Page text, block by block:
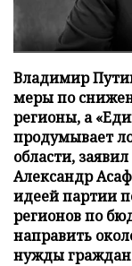
Владимир
меры по
регионы, а
продумывает
области,
Александр
идеей партии
регионов по
направить
нужды